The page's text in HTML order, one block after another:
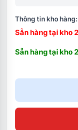
lượng
Hyper Grapfins
Thông tin kho hàng:
Sẵn hàng tại kho
Sẵn hàng tại kho